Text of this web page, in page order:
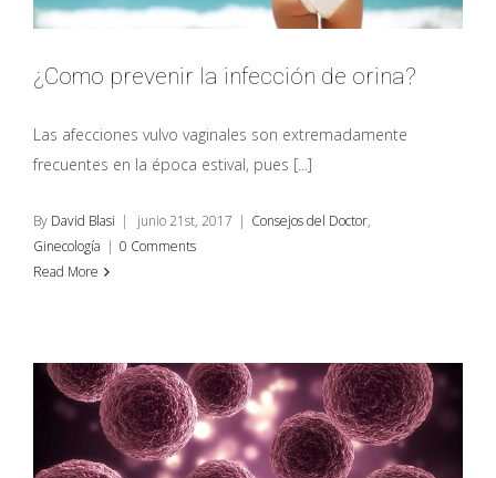
¿Como prevenir la infección de orina?
Las afecciones vulvo vaginales son extremadamente
frecuentes en la época estival, pues [...]
By David Blasi | junio 21st, 2017 | Consejos del Doctor,
Ginecología | 0 Comments
Read More